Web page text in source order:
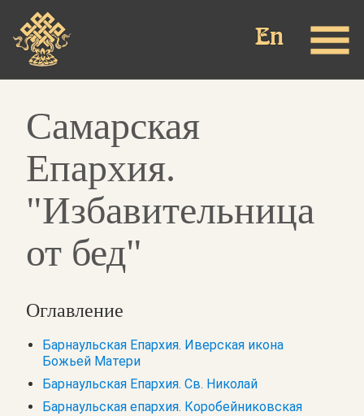
основному
содержанию
Самарская
Епархия.
"Избавительница
от бед"
Оглавление
Барнаульская Епархия. Иверская икона
Божьей Матери
Барнаульская Епархия. Св. Николай
Барнаульская епархия. Коробейниковская